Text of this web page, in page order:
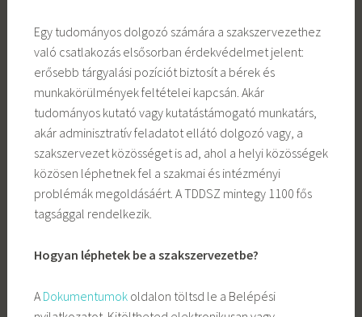
Egy tudományos dolgozó számára a szakszervezethez
való csatlakozás elsősorban érdekvédelmet jelent:
erősebb tárgyalási pozíciót biztosít a bérek és
munkakörülmények feltételei kapcsán. Akár
tudományos kutató vagy kutatástámogató munkatárs,
akár adminisztratív feladatot ellátó dolgozó vagy, a
szakszervezet közösséget is ad, ahol a helyi közösségek
közösen léphetnek fel a szakmai és intézményi
problémák megoldásáért. A TDDSZ mintegy 1100 fős
tagsággal rendelkezik.
Hogyan léphetek be a szakszervezetbe?
A Dokumentumokoldalon töltsd le a Belépési